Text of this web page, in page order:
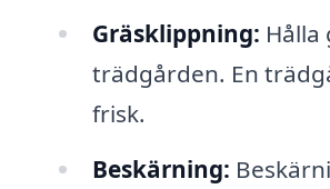
Gräsklippning:
trädgården. En
frisk.
Beskärning: